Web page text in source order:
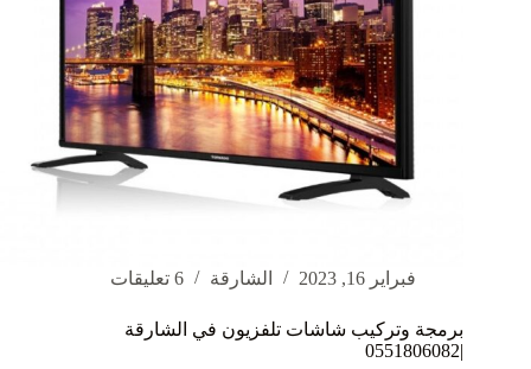
فبراير 16, 2023 الشارقة 6 تعليقات
برمجة وتركيب شاشات تلفزيون في الشارقة
|0551806082